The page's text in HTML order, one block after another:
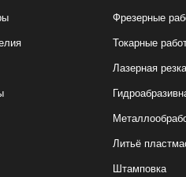
Фрезерные
Токарные
Лазерная резка
Литьё
Штамповка